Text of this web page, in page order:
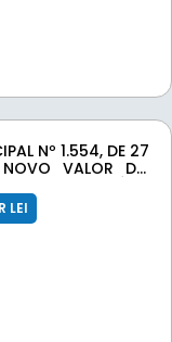
Nº 1.554, DE 27
VALOR DO
LEI